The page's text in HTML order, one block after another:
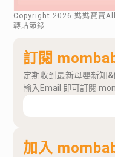
Copyright 2026 .媽媽寶寶
轉貼節錄
訂閱
定期收到最新母嬰新知&
輸入Email 即可訂閱
加入